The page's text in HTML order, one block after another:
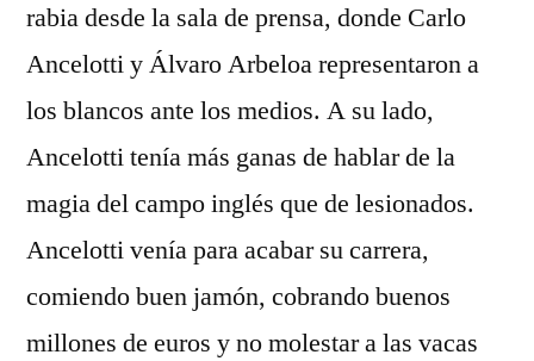
rabia desde la sala de prensa, donde Carlo
Ancelotti y Álvaro Arbeloa representaron a
los blancos ante los medios. A su lado,
Ancelotti tenía más ganas de hablar de la
magia del campo inglés que de lesionados.
Ancelotti venía para acabar su carrera,
comiendo buen jamón, cobrando buenos
millones de euros y no molestar a las vacas